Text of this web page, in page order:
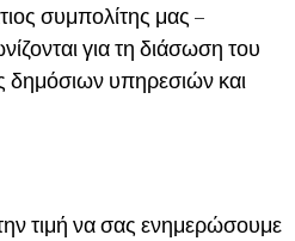
συμπολίτης μας –
για τη διάσωση του
δημόσιων υπηρεσιών και
τιμή να σας ενημερώσουμε